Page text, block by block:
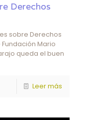
Derechos
sobre Derechos
Mario
queda el buen
Leer más